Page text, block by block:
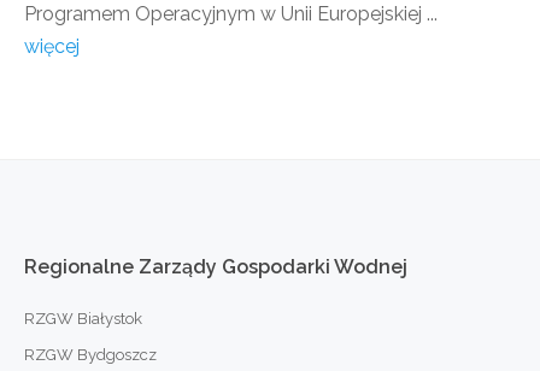
Programem Operacyjnym w Unii Europejskiej ...
więcej
Regionalne Zarządy Gospodarki Wodnej
RZGW Białystok
RZGW Bydgoszcz